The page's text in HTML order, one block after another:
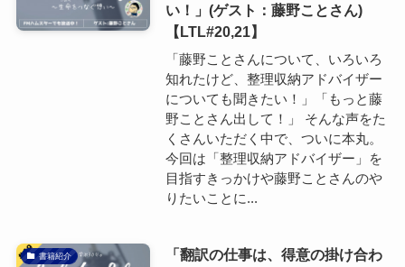
い！」(ゲスト：藤野ことさん)
【LTL#20,21】
「藤野ことさんについて、いろいろ
知れたけど、整理収納アドバイザー
についても聞きたい！」「もっと藤
野ことさん出して！」 そんな声をた
くさんいただく中で、ついに本丸。
今回は「整理収納アドバイザー」を
目指すきっかけや藤野ことさんのや
りたいことに...
書籍紹介
「翻訳の仕事は、得意の掛け合わ